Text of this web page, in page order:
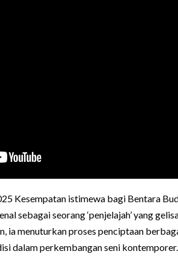
Kesempatan istimewa bagi Bentara
sebagai seorang ‘penjelajah’ yang
ia menuturkan proses penciptaan
dalam perkembangan seni